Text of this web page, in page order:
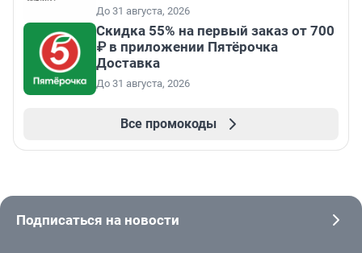
До 31 августа, 2026
Скидка 55% на первый заказ от 700
₽ в приложении Пятёрочка
Доставка
До 31 августа, 2026
Все промокоды
Подписаться на новости